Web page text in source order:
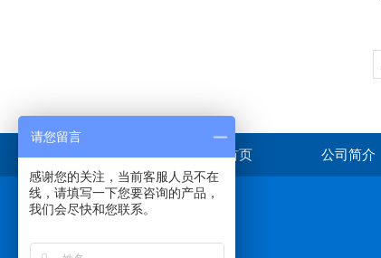
首页 公司简介
请您留言
感谢您的关注，当前客服人员不在
线，请填写一下您要咨询的产品，
我们会尽快和您联系。